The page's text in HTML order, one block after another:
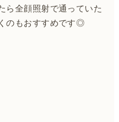
ら全顔照射で通っていた
のもおすすめです◎